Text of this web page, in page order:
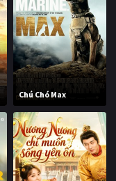
Chú Chó Max